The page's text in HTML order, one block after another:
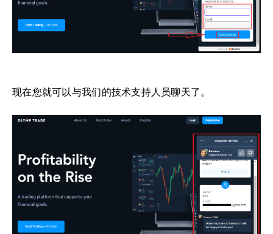
现在您就可以与我们的技术支持人员聊天了。